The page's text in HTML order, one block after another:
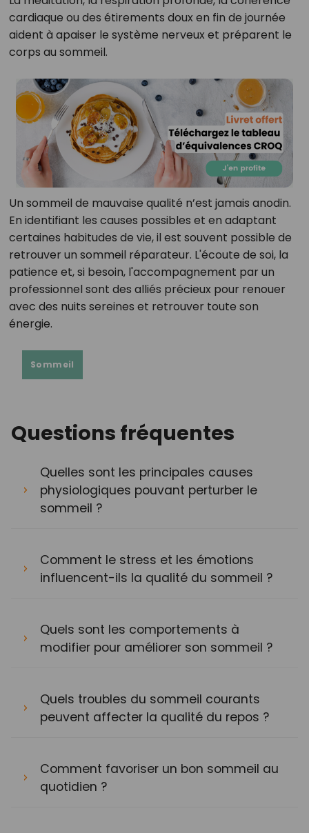
cardiaque ou des étirements doux en fin de journée
aident à apaiser le système nerveux et préparent le
corps au sommeil.
Un sommeil de mauvaise qualité n’est jamais anodin.
En identifiant les causes possibles et en adaptant
certaines habitudes de vie, il est souvent possible de
retrouver un sommeil réparateur. L'écoute de soi, la
patience et, si besoin, l'accompagnement par un
professionnel sont des alliés précieux pour renouer
avec des nuits sereines et retrouver toute son
énergie.
Sommeil
Questions fréquentes
Quelles sont les principales causes
physiologiques pouvant perturber le
sommeil ?
Comment le stress et les émotions
influencent-ils la qualité du sommeil ?
Quels sont les comportements à
modifier pour améliorer son sommeil ?
Quels troubles du sommeil courants
peuvent affecter la qualité du repos ?
Comment favoriser un bon sommeil au
quotidien ?